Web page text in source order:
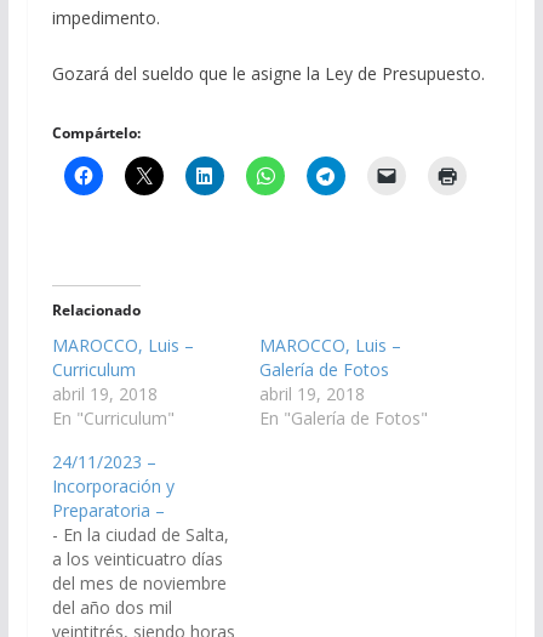
impedimento.
Gozará del sueldo que le asigne la Ley de Presupuesto.
Compártelo:
Relacionado
MAROCCO, Luis –
Curriculum
abril 19, 2018
En "Curriculum"
MAROCCO, Luis –
Galería de Fotos
abril 19, 2018
En "Galería de Fotos"
24/11/2023 –
Incorporación y
Preparatoria –
- En la ciudad de Salta,
a los veinticuatro días
del mes de noviembre
del año dos mil
veintitrés, siendo horas